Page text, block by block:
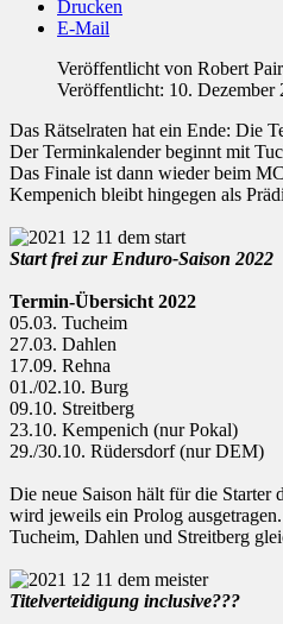
Drucken
E-Mail
Veröffentlicht von Robert
Veröffentlicht: 10. Dezember
Das Rätselraten hat ein Ende: Die
Der Terminkalender beginnt mit
Das Finale ist dann wieder beim
Kempenich bleibt hingegen als
Start frei zur Enduro-Saison 2022
Termin-Übersicht 2022
05.03. Tucheim
27.03. Dahlen
17.09. Rehna
01./02.10. Burg
09.10. Streitberg
23.10. Kempenich (nur Pokal)
29./30.10. Rüdersdorf (nur DEM)
Die neue Saison hält für die Starter
wird jeweils ein Prolog
Tucheim, Dahlen und Streitberg
Titelverteidigung inclusive???